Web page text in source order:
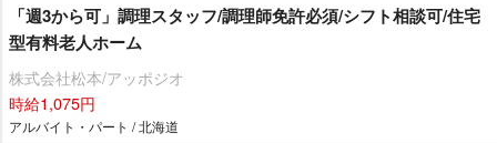
「週3から可」調理スタッフ/調理師免許必須/シフト相談可/住宅
型有料老人ホーム
株式会社松本/アッポジオ
時給1,075円
アルバイト・パート / 北海道